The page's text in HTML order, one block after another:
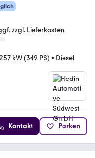
zzgl. Lieferkosten
257 kW (349 PS) • Diesel
Kontakt Parken